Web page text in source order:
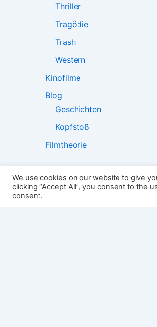
Thriller
Tragödie
Trash
Western
Kinofilme
Blog
Geschichten
Kopfstoß
Filmtheorie
2501:
We use cookies on our website to give
clicking “Accept All”, you consent to the
consent.